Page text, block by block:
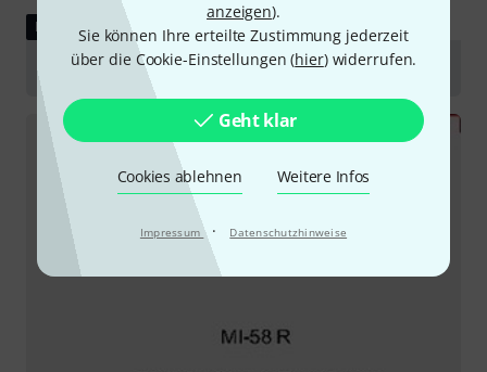
anzeigen).
Sie können Ihre erteilte Zustimmung jederzeit
über die Cookie-Einstellungen (hier) widerrufen.
Geht klar
Cookies ablehnen Weitere Infos
Impressum · Datenschutzhinweise
DOWNLOAD
Datenblatt Empfänger